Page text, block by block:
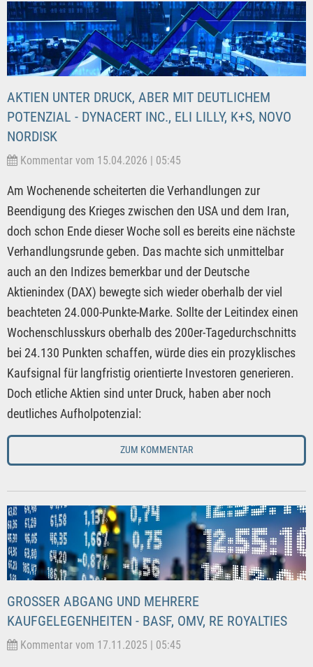
AKTIEN UNTER DRUCK, ABER MIT DEUTLICHEM
POTENZIAL - DYNACERT INC., ELI LILLY, K+S, NOVO
NORDISK
Kommentar vom 15.04.2026 | 05:45
Am Wochenende scheiterten die Verhandlungen zur
Beendigung des Krieges zwischen den USA und dem Iran,
doch schon Ende dieser Woche soll es bereits eine nächste
Verhandlungsrunde geben. Das machte sich unmittelbar
auch an den Indizes bemerkbar und der Deutsche
Aktienindex (DAX) bewegte sich wieder oberhalb der viel
beachteten 24.000-Punkte-Marke. Sollte der Leitindex einen
Wochenschlusskurs oberhalb des 200er-Tagedurchschnitts
bei 24.130 Punkten schaffen, würde dies ein prozyklisches
Kaufsignal für langfristig orientierte Investoren generieren.
Doch etliche Aktien sind unter Druck, haben aber noch
deutliches Aufholpotenzial:
ZUM KOMMENTAR
GROSSER ABGANG UND MEHRERE K
AUFGELEGENHEITEN - BASF, OMV, RE ROYALTIES
Kommentar vom 17.11.2025 | 05:45